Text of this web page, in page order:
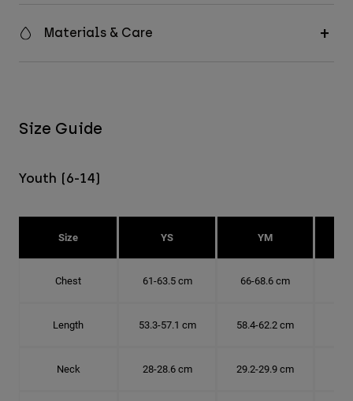
Materials & Care
Size Guide
Youth (6-14)
Size YS YM
Chest 61-63.5 cm 66-68.6 cm
Length 53.3-57.1 cm 58.4-62.2 cm
Neck 28-28.6 cm 29.2-29.9 cm